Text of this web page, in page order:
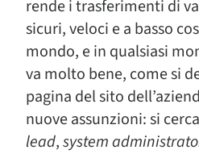
rende i trasferimenti di
sicuri, veloci e a basso
mondo, e in qualsiasi
va molto bene, come si
pagina del sito
nuove assunzioni: si
lead,system